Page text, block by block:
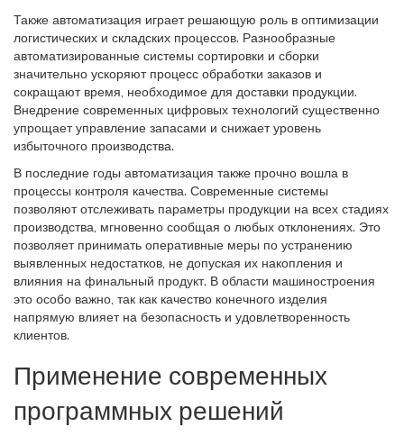
Также автоматизация играет решающую роль в оптимизации
логистических и складских процессов. Разнообразные
автоматизированные системы сортировки и сборки
значительно ускоряют процесс обработки заказов и
сокращают время, необходимое для доставки продукции.
Внедрение современных цифровых технологий существенно
упрощает управление запасами и снижает уровень
избыточного производства.
В последние годы автоматизация также прочно вошла в
процессы контроля качества. Современные системы
позволяют отслеживать параметры продукции на всех стадиях
производства, мгновенно сообщая о любых отклонениях. Это
позволяет принимать оперативные меры по устранению
выявленных недостатков, не допуская их накопления и
влияния на финальный продукт. В области машиностроения
это особо важно, так как качество конечного изделия
напрямую влияет на безопасность и удовлетворенность
клиентов.
Применение современных
программных решений